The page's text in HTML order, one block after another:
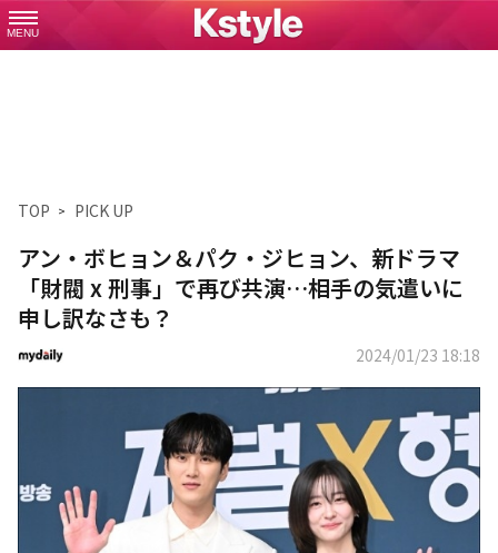
MENU
TOP PICK UP
アン・ボヒョン＆パク・ジヒョン、新ドラマ
「財閥 x 刑事」で再び共演…相手の気遣いに
申し訳なさも？
2024/01/23 18:18